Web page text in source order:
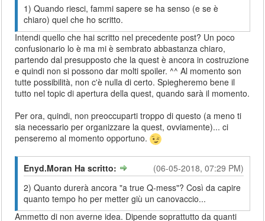
1) Quando riesci, fammi sapere se ha senso (e se è
chiaro) quel che ho scritto.
Intendi quello che hai scritto nel precedente post? Un poco
confusionario lo è ma mi è sembrato abbastanza chiaro,
partendo dal presupposto che la quest è ancora in costruzione
e quindi non si possono dar molti spoiler. ^^ Al momento son
tutte possibilità, non c'è nulla di certo. Spiegheremo bene il
tutto nel topic di apertura della quest, quando sarà il momento.
Per ora, quindi, non preoccuparti troppo di questo (a meno ti
sia necessario per organizzare la quest, ovviamente)... ci
penseremo al momento opportuno.
(06-05-2018, 07:29 PM)
Enyd.Moran Ha scritto:
2) Quanto durerà ancora "a true Q-mess"? Così da capire
quanto tempo ho per metter giù un canovaccio...
Ammetto di non averne idea. Dipende soprattutto da quanti